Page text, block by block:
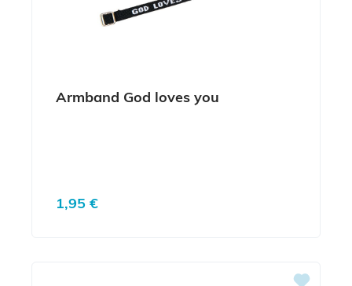
Armband God loves you
Regulärer Preis:
1,95 €